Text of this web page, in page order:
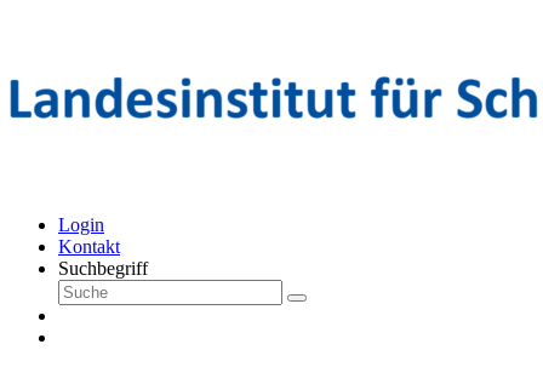
Login
Kontakt
Suchbegriff